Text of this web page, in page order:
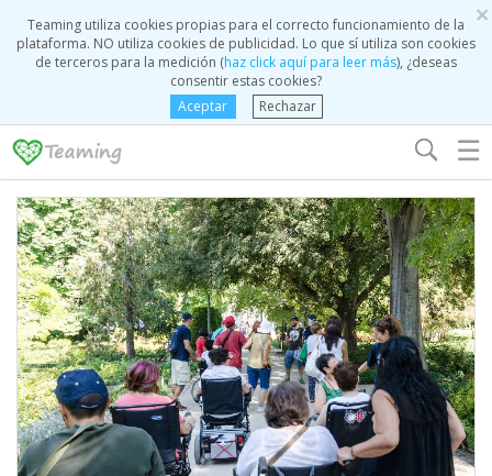
×
Teaming utiliza cookies propias para el correcto funcionamiento de la
plataforma. NO utiliza cookies de publicidad. Lo que sí utiliza son cookies
de terceros para la medición (haz click aquí para leer más), ¿deseas
consentir estas cookies?
Aceptar
Rechazar
☰